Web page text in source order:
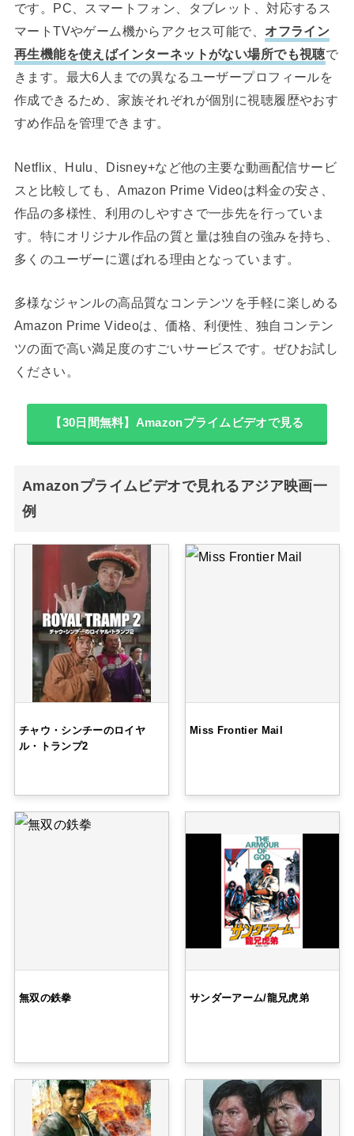
です。PC、スマートフォン、タブレット、対応するス
マートTVやゲーム機からアクセス可能で、 オフライン
再生機能を使えばインターネットがない場所でも視聴で
きます。最大6人までの異なるユーザープロフィールを
作成できるため、家族それぞれが個別に視聴履歴やおす
すめ作品を管理できます。
Netflix、Hulu、Disney+など他の主要な動画配信サービ
スと比較しても、Amazon Prime Videoは料金の安さ、
作品の多様性、利用のしやすさで一歩先を行っていま
す。特にオリジナル作品の質と量は独自の強みを持ち、
多くのユーザーに選ばれる理由となっています。
多様なジャンルの高品質なコンテンツを手軽に楽しめる
Amazon Prime Videoは、価格、利便性、独自コンテン
ツの面で高い満足度のすごいサービスです。ぜひお試し
ください。
【30日間無料】Amazonプライムビデオで見る
Amazonプライムビデオで見れるアジア映画一
例
チャウ・シンチーのロイヤ
ル・トランプ2
Miss Frontier Mail
無双の鉄拳 サンダーアーム/龍兄虎弟